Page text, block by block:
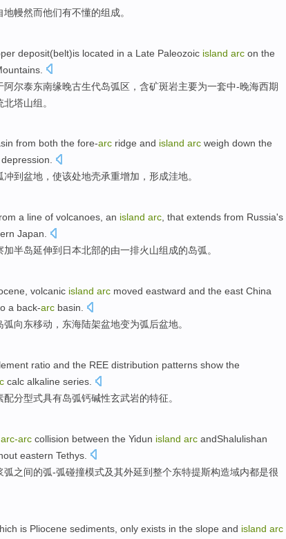
地幔然而他们有不懂的组成。
deposit(belt)is located in a Late Paleozoic island arc on the
阿尔泰东南缘晚古生代岛弧区，含矿斑岩主要为一套中-晚海西期
塔山组。
from both the fore-arc ridge and island arc weigh down the
depression.
冲到盆地 ，使该处地壳承重增加， 形成洼地。
a line of volcanoes an island arc , that extends from Russia's
Japan
加半岛延伸到 日本北部的由一排火山组成的岛弧 。
volcanic island arc moved eastward and the east China
a back-arc basin
弧向东移动， 东海陆架盆地变为弧后盆地。
ratio and the REE distribution patterns show the
calc alkaline series.
配分型式具有岛弧钙碱性玄武岩的特征。
arc-arc collision between the Yidun island arc andShalulishan
eastern Tethys
弧之间的弧-弧碰撞模式及其外延到整个东特提斯构造域内都是很
is Pliocene sediments, only exists in the slope and island arc